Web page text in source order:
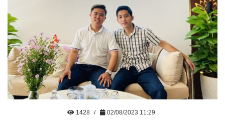
1428 02/08/2023 11:29